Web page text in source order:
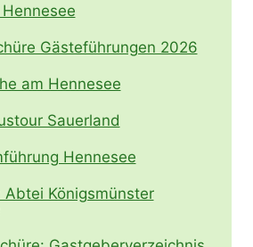
Gästeführungen 2026
am Hennesee
Sauerland
Hennesee
Abtei Königsmünster